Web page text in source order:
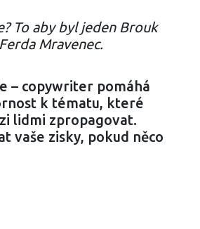
To aby byl jeden Brouk
Mravenec.
– copywriter pomáhá
k tématu, které
lidmi zpropagovat.
vaše zisky, pokud něco